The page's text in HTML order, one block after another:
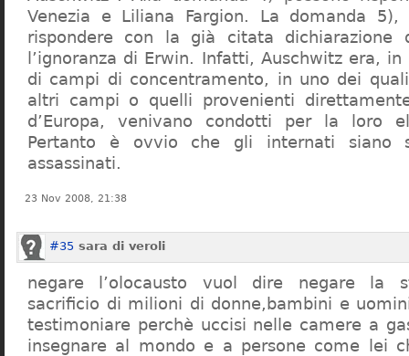
Venezia e Liliana Fargion. La domanda
rispondere con la già citata dichiarazione
l’ignoranza di Erwin. Infatti, Auschwitz era,
di campi di concentramento, in uno dei
altri campi o quelli provenienti
d’Europa, venivano condotti per la loro
Pertanto è ovvio che gli internati siano
assassinati.
23 Nov 2008, 21:38
#35 sara di veroli
negare l’olocausto vuol dire negare la
sacrificio di milioni di donne,bambini e
testimoniare perchè uccisi nelle camere a
insegnare al mondo e a persone come lei